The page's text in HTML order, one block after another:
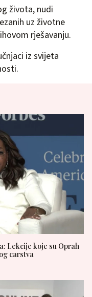
života, nudi
uz životne
rješavanju.
iz svijeta
Lekcije koje su Oprah
carstva